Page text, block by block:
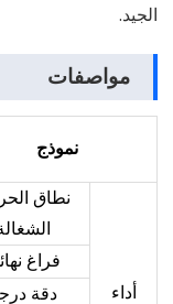
الجيد.
مواصفات
نموذج
أداء
نطاق
فراغ
دقة